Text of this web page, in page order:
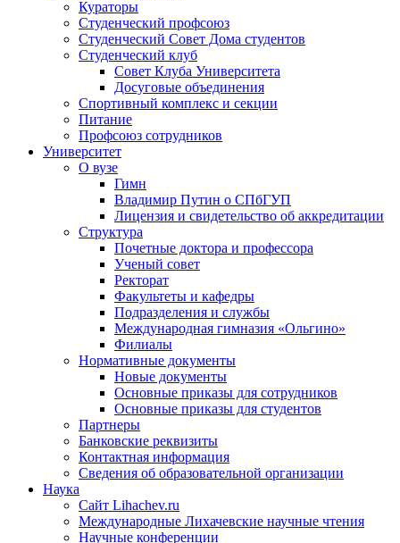
Кураторы
Студенческий профсоюз
Студенческий Совет Дома студентов
Студенческий клуб
Совет Клуба Университета
Досуговые объединения
Спортивный комплекс и секции
Питание
Профсоюз сотрудников
Университет
О вузе
Гимн
Владимир Путин о СПбГУП
Лицензия и свидетельство об аккредитации
Структура
Почетные доктора и профессора
Ученый совет
Ректорат
Факультеты и кафедры
Подразделения и службы
Международная гимназия «Ольгино»
Филиалы
Нормативные документы
Новые документы
Основные приказы для сотрудников
Основные приказы для студентов
Партнеры
Банковские реквизиты
Контактная информация
Сведения об образовательной организации
Наука
Сайт Lihachev.ru
Международные Лихачевские научные чтения
Научные конференции